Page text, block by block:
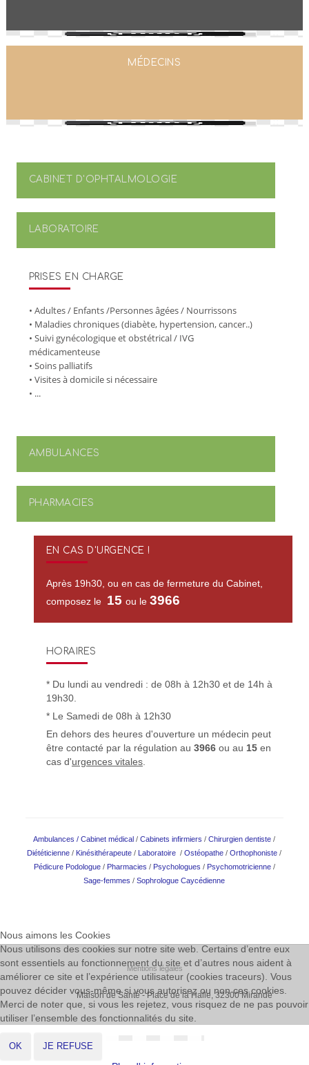
MÉDECINS
CABINET D'OPHTALMOLOGIE
LABORATOIRE
PRISES EN CHARGE
• Adultes / Enfants /Personnes âgées / Nourrissons
• Maladies chroniques (diabète, hypertension, cancer..)
• Suivi gynécologique et obstétrical / IVG
médicamenteuse
• Soins palliatifs
• Visites à domicile si nécessaire
• ...
AMBULANCES
PHARMACIES
EN CAS D'URGENCE !
Après 19h30, ou en cas de fermeture du Cabinet,
composez le 15 ou le 3966
HORAIRES
* Du lundi au vendredi : de 08h à 12h30 et de 14h à
19h30.
* Le Samedi de 08h à 12h30
En dehors des heures d'ouverture un médecin peut
être contacté par la régulation au 3966ou au 15en
cas d'urgences vitales.
Ambulances/Cabinet médical /Cabinets infirmiers /Chirurgien dentiste/
Diététicienne / Kinésithérapeute / Laboratoire /Ostéopathe/Orthophoniste /
Pédicure Podologue/ Pharmacies / Psychologues / Psychomotricienne/
Sage-femmes /Sophrologue Caycédienne
Mentions légales
Maison de Santé - Place de la Halle, 32300 Mirande
Nous aimons les Cookies
Nous utilisons des cookies sur notre site web. Certains d’entre eux
sont essentiels au fonctionnement du site et d’autres nous aident à
améliorer ce site et l’expérience utilisateur (cookies traceurs). Vous
pouvez décider vous-même si vous autorisez ou non ces cookies.
Merci de noter que, si vous les rejetez, vous risquez de ne pas pouvoir
utiliser l’ensemble des fonctionnalités du site.
OK
JE REFUSE